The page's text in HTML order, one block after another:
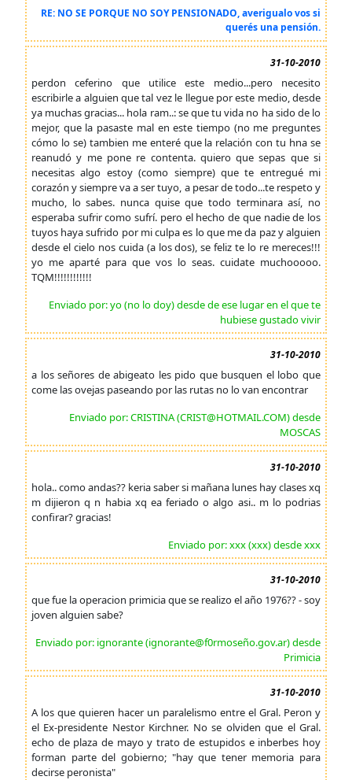
RE: NO SE PORQUE NO SOY PENSIONADO, averigualo vos si
querés una pensión.
31-10-2010
perdon ceferino que utilice este medio...pero necesito
escribirle a alguien que tal vez le llegue por este medio, desde
ya muchas gracias... hola ram..: se que tu vida no ha sido de lo
mejor, que la pasaste mal en este tiempo (no me preguntes
cómo lo se) tambien me enteré que la relación con tu hna se
reanudó y me pone re contenta. quiero que sepas que si
necesitas algo estoy (como siempre) que te entregué mi
corazón y siempre va a ser tuyo, a pesar de todo...te respeto y
mucho, lo sabes. nunca quise que todo terminara así, no
esperaba sufrir como sufrí. pero el hecho de que nadie de los
tuyos haya sufrido por mi culpa es lo que me da paz y alguien
desde el cielo nos cuida (a los dos), se feliz te lo re mereces!!!
yo me aparté para que vos lo seas. cuidate muchooooo.
TQM!!!!!!!!!!!!
Enviado por: yo (no lo doy) desde de ese lugar en el que te
hubiese gustado vivir
31-10-2010
a los señores de abigeato les pido que busquen el lobo que
come las ovejas paseando por las rutas no lo van encontrar
Enviado por: CRISTINA (CRIST@HOTMAIL.COM) desde
MOSCAS
31-10-2010
hola.. como andas?? keria saber si mañana lunes hay clases xq
m dijieron q n habia xq ea feriado o algo asi.. m lo podrias
confirar? gracias!
Enviado por: xxx (xxx) desde xxx
31-10-2010
que fue la operacion primicia que se realizo el año 1976?? - soy
joven alguien sabe?
Enviado por: ignorante (ignorante@f0rmoseño.gov.ar) desde
Primicia
31-10-2010
A los que quieren hacer un paralelismo entre el Gral. Peron y
el Ex-presidente Nestor Kirchner. No se olviden que el Gral.
echo de plaza de mayo y trato de estupidos e inberbes hoy
forman parte del gobierno; "hay que tener memoria para
decirse peronista"